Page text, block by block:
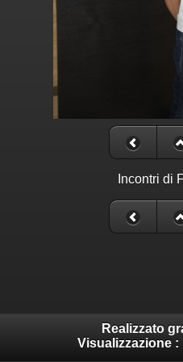
Incontri di
Realizzato
Visualizzazione :